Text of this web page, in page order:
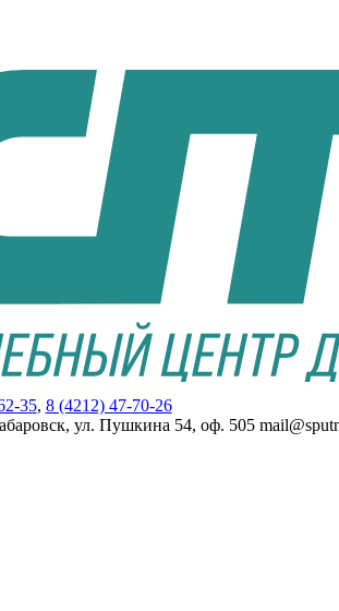
35, 8 (4212) 47-70-26
ул. Пушкина 54, оф. 505